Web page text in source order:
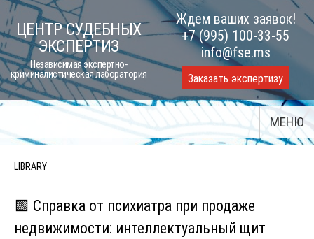
Skip
to
content
ЦЕНТР СУДЕБНЫХ
ЭКСПЕРТИЗ
Независимая экспертно-
криминалистическая лаборатория
Ждем ваших заявок!
+7 (995) 100-33-55
info@fse.ms
Заказать экспертизу
МЕНЮ
LIBRARY
🟩 Справка от психиатра при продаже
недвижимости: интеллектуальный щит